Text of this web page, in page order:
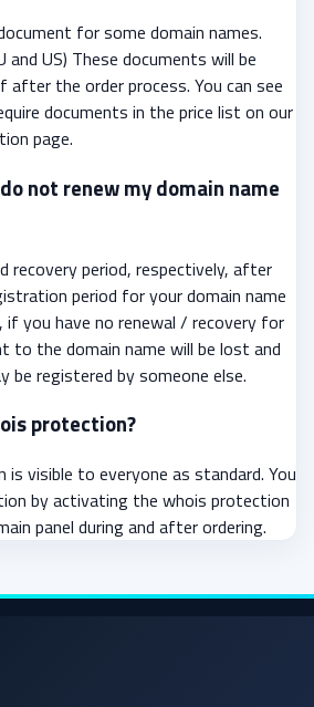
for some domain names.
and US) These documents will be
the order process. You can see
documents in the price list on our
page.
not renew my domain name
recovery period, respectively, after
period for your domain name
if you have no renewal / recovery for
to the domain name will be lost and
be registered by someone else.
protection?
visible to everyone as standard. You
by activating the whois protection
panel during and after ordering.